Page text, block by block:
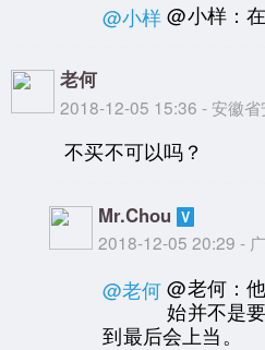
@小样 @小样：
老何
2018-12-05 15:36 - 安徽省
不买不可以吗？
Mr.Chou
2018-12-05 20:29 -
@老何 @老何：
始并不是
到最后会上当。